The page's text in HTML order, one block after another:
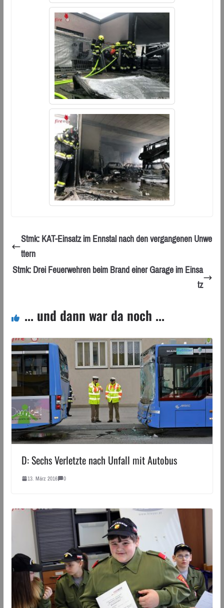
Stmk: KAT-Einsatz im Ennstal nach den vergangenen Unwe
ttern
Stmk: Drei Feuerwehren beim Brand einer Garage im Einsa
tz
... und dann war da noch ...
D: Sechs Verletzte nach Unfall mit Autobus
13. März 2016 0